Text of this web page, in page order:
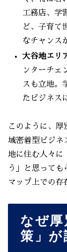
工務店、学
ど、子育て
なチャンス
大谷地エリ
ンターチェ
スも立地。
たビジネス
このように、
域密着型ビジネ
地に住む人々に
う」と思って
マップ上での存
なぜ
策」が